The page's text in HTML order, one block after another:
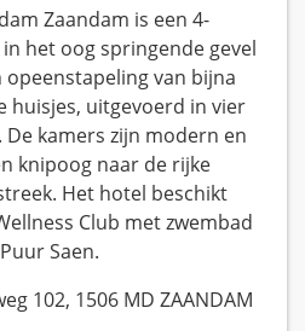
Zaandam is een 4-
het oog springende gevel
van bijna
huisjes, uitgevoerd in vier
kamers zijn modern en
knipoog naar de rijke
Het hotel beschikt
Club met zwembad
Saen.
102, 1506 MD ZAANDAM